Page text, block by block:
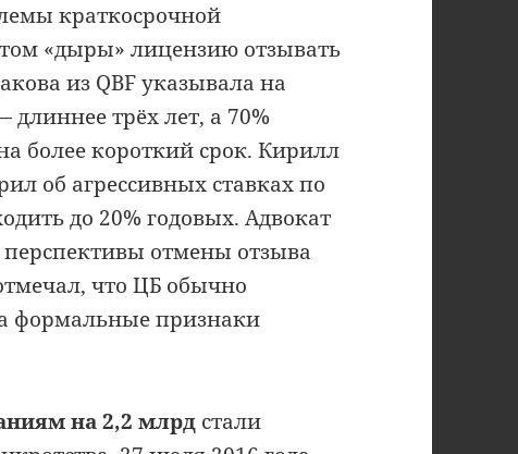
краткосрочной
«дыры» лицензию отзывать
из QBF указывала на
длиннее трёх лет, а 70%
более короткий срок. Кирилл
об агрессивных ставках по
до 20% годовых. Адвокат
отмены отзыва
что ЦБ обычно
формальные признаки
на 2,2 млрд стали